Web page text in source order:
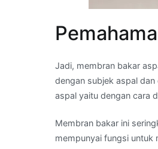
Jadi, membran bakar
dengan subjek aspal
aspal yaitu dengan cara
Membran bakar ini
mempunyai fungsi untuk